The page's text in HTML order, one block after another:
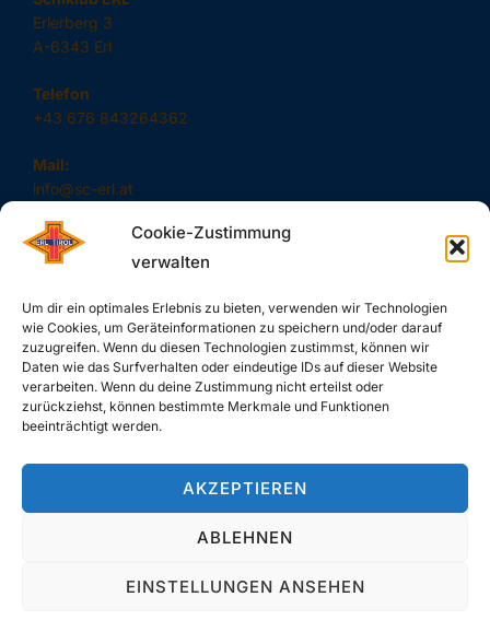
Cookie-Zustimmung
verwalten
Um dir ein optimales Erlebnis zu bieten, verwenden wir Technologien
wie Cookies, um Geräteinformationen zu speichern und/oder darauf
zuzugreifen. Wenn du diesen Technologien zustimmst, können wir
Daten wie das Surfverhalten oder eindeutige IDs auf dieser Website
verarbeiten. Wenn du deine Zustimmung nicht erteilst oder
zurückziehst, können bestimmte Merkmale und Funktionen
beeinträchtigt werden.
AKZEPTIEREN
ABLEHNEN
EINSTELLUNGEN ANSEHEN
Erlerberg 3
A-6343 Erl
Telefon
+43 676 843264362
Mail:
info@sc-erl.at
SUCHE
Copyright © 2026 SC-Erl